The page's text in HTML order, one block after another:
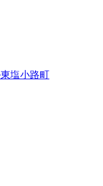
塩小路町